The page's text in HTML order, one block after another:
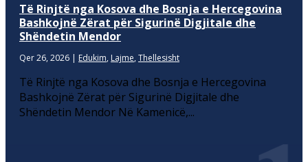
Të Rinjtë nga Kosova dhe Bosnja e Hercegovina
Bashkojnë Zërat për Sigurinë Digjitale dhe
Shëndetin Mendor
Qer 26, 2026 | Edukim, Lajme, Thellesisht
Të Rinjtë nga Kosova dhe Bosnja e Hercegovina
Bashkojnë Zërat për Sigurinë Digjitale dhe
Shëndetin Mendor Në Kamenicë,...